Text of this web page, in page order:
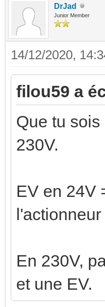
DrJad
Junior Member
14/12/2020,
filou59 a
Que tu
230V.
EV en 24V
En 230V,
et une EV.